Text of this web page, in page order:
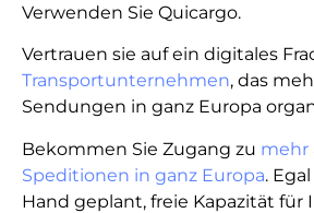
Verwenden Sie Quicargo.
Vertrauen sie auf ein digitales
Transportunternehmen, das
Sendungen in ganz Europa
Bekommen Sie Zugang zu mehr
Speditionen in ganz Europa.
Hand geplant, freie Kapazität für